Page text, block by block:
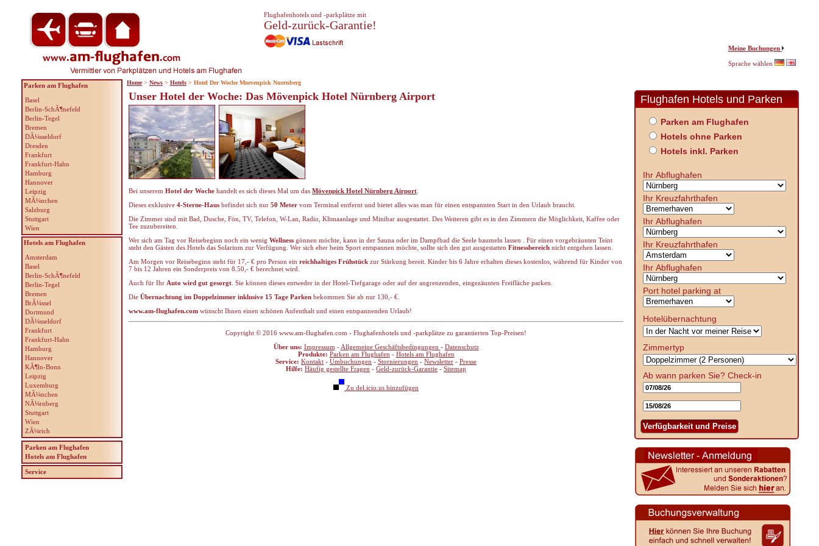
Unser Hotel der Woche: Das Mövenpick Hotel Nürnberg Airport
Bei unserem Hotel der Woche handelt es sich dieses Mal um das Mövenpick Hotel Nürnberg Airport
Dieses exklusive 4-Sterne-Haus befindet sich nur 50 Meter vom Terminal entfernt und bietet alles was man für einen entspannten Start in den Urlaub braucht.
Die Zimmer sind mit Bad, Dusche, Fön, TV, Telefon, W-Lan, Radio, Klimaanlage und Minibar ausgestattet. Des Weiteren gibt es in den Zimmern die Möglichkeit, Kaffee oder
Tee zuzubereiten.
Wer sich am Tag vor Reisebeginn noch ein wenig Wellness gönnen möchte, kann in der Sauna oder im Dampfbad die Seele baumeln lassen . Für einen vorgebräunten Teint
steht den Gästen des Hotels das Solarium zur Verfügung. Wer sich eher beim Sport entspannen möchte, sollte sich den gut ausgestatten Fitnessbereich nicht entgehen lassen.
Am Morgen vor Reisebeginn steht für 17,- € pro Person ein reichhaltiges Frühstück zur Stärkung bereit. Kinder bis 6 Jahre erhalten dieses kostenlos, während für Kinder von
7 bis 12 Jahren ein Sonderpreis von 8.50,- € berechnet wird.
Auch für Ihr Auto wird gut gesorgt . Sie können dieses entweder in der Hotel-Tiefgarage oder auf der angrenzenden, eingezäunten Freifläche parken.
Die Übernachtung im Doppelzimmer inklusive 15 Tage Parken bekommen Sie ab nur 130,- €.
www.am-flughafen.com wünscht Ihnen einen schönen Aufenthalt und einen entspannenden Urlaub!
Copyright © 2016 www.am-flughafen.com - Flughafenhotels und -parkplätze zu garantierten Top-Preisen!
Über uns: Impressum - Allgemeine Geschäftsbedingungen - Datenschutz
Produkte: Parken am Flughafen - Hotels am Flughafen
Service: Kontakt - Umbuchungen - Stornierungen - Newsletter - Presse
Hilfe: Häufig gestellte Fragen - Geld-zurück-Garantie - Sitemap
Zu del.icio.us hinzufügen
Meine Buchungen
Sprache wählen
Parken am Flughafen
Basel
Berlin-SchÃ¶nefeld
Berlin-Tegel
Bremen
DÃ¼sseldorf
Dresden
Frankfurt
Frankfurt-Hahn
Hamburg
Hannover
Leipzig
MÃ¼nchen
Salzburg
Stuttgart
Wien
Hotels am Flughafen
Amsterdam
Basel
Berlin-SchÃ¶nefeld
Berlin-Tegel
Bremen
BrÃ¼ssel
Dortmund
DÃ¼sseldorf
Frankfurt
Frankfurt-Hahn
Hamburg
Hannover
KÃ¶ln-Bonn
Leipzig
Luxemburg
MÃ¼nchen
NÃ¼rnberg
Stuttgart
Wien
ZÃ¼rich
Parken am Flughafen
Hotels am Flughafen
Service
Flughafen Hotels und Parken
Parken am Flughafen
Hotels ohne Parken
Hotels inkl. Parken
Ihr Abflughafen
Ihr Kreuzfahrthafen
Ihr Abflughafen
Ihr Kreuzfahrthafen
Ihr Abflughafen
Port hotel parking at
Hotelübernachtung
Zimmertyp
Ab wann parken Sie? Check-in
Verfügbarkeit und Preise
Flughafenhotels und -parkplätze mit
Geld-zurück-Garantie!
Home > News > Hotels > Hotel Der Woche Moevenpick Nuernberg